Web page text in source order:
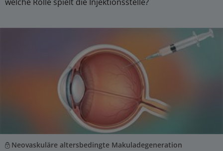
Neovaskuläre altersbedingte Makuladegeneration